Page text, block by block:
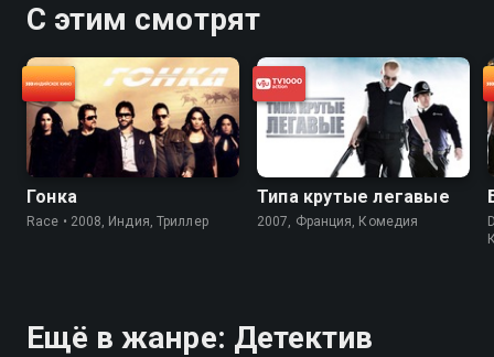
С этим смотрят
Гонка
Race • 2008, Индия, Триллер
Типа крутые легавые
2007, Франция, Комедия
Ещё в жанре: Детектив